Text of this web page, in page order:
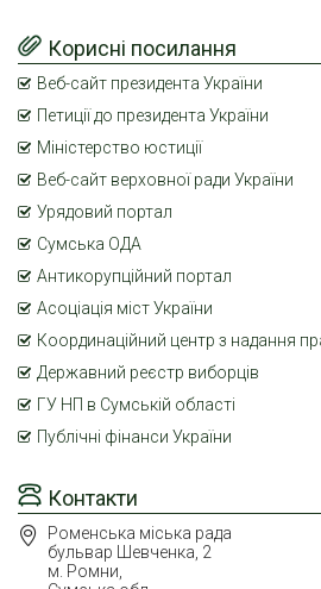
Контакти
Роменська міська рада
бульвар Шевченка, 2
м. Ромни,
Корисні посилання
Веб-сайт президента України
Петиції до президента України
Міністерство юстиції
Веб-сайт верховної ради України
Урядовий портал
Сумська ОДА
Антикорупційний портал
Асоціація міст України
Координаційний центр з надання
Державний реєстр виборців
ГУ НП в Сумській області
Публічні фінанси України